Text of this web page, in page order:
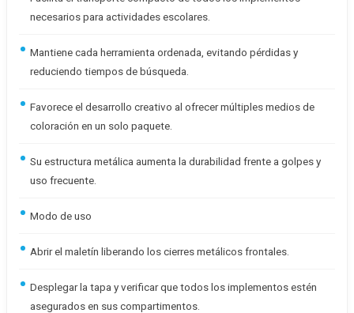
necesarios para actividades escolares.
Mantiene cada herramienta ordenada, evitando pérdidas y
reduciendo tiempos de búsqueda.
Favorece el desarrollo creativo al ofrecer múltiples medios de
coloración en un solo paquete.
Su estructura metálica aumenta la durabilidad frente a golpes y
uso frecuente.
Modo de uso
Abrir el maletín liberando los cierres metálicos frontales.
Desplegar la tapa y verificar que todos los implementos estén
asegurados en sus compartimentos.